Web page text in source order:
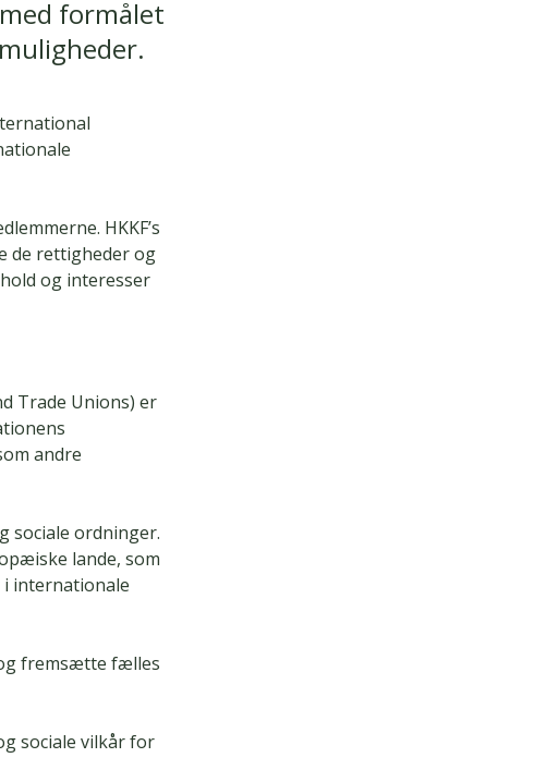
formålet
HKKF’s
de rettigheder og
og interesser
Trade Unions) er
andre
sociale ordninger.
lande, som
i internationale
fremsætte fælles
sociale vilkår for